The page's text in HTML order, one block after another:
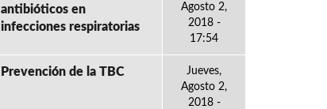
antibióticos en
infecciones respiratorias
Agosto 2,
2018 -
17:54
Prevención de la TBC
Jueves,
Agosto 2,
2018 -